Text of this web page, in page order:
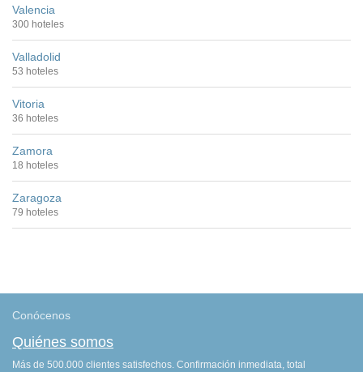
Valencia
300 hoteles
Valladolid
53 hoteles
Vitoria
36 hoteles
Zamora
18 hoteles
Zaragoza
79 hoteles
Conócenos
Quiénes somos
Más de 500.000 clientes satisfechos. Confirmación inmediata, total